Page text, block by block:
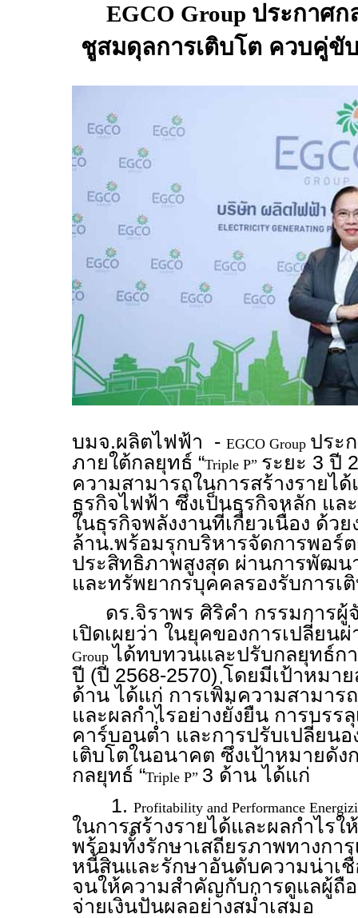
EGCO Group ประกาศก
ชูสมดุลการเติบโต ควบคู่ขั
บมจ.ผลิตไฟฟ้า - EGCO Group ประ
ภายใต้กลยุทธ์ “Triple P” ระยะ 3 ปี
ความสามารถในการสร้างรายไ
ธุรกิจไฟฟ้า ซึ่งเป็นธุรกิจหลัก แล
ในธุรกิจพลังงานที่เกี่ยวเนื่อง ด้ว
ล้าน.พร้อมรุกบริหารจัดการพอร์
ประสิทธิภาพสูงสุด ผ่านการพัฒน
และทรัพยากรบุคคลรองรับการเ
ดร.จิราพร ศิริคำ กรรมการผู้
เปิดเผยว่า ในยุคของการเปลี่ยน
Group ได้ทบทวนและปรับกลยุทธ์ก
ปี (ปี 2568-2570) โดยมีเป้าหมา
ด้าน ได้แก่ การเพิ่มความสามาร
และผลกำไรอย่างยั่งยืน การบรร
คาร์บอนต่ำ และการปรับเปลี่ยนอ
เติบโตในอนาคต ซึ่งเป้าหมายดั
กลยุทธ์ “Triple P” 3 ด้าน ได้แก่
1. Profitability and Performance
ในการสร้างรายได้และผลกำไรใ
พร้อมทั้งรักษาเสถียรภาพทางกา
หนี้สินและรักษาอันดับความน่าเ
จนให้ความสำคัญกับการดูแลผู้ถื
จ่ายเงินปันผลอย่างสม่ำเสมอ